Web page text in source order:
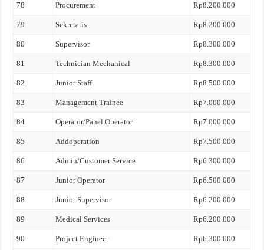
78 Procurement Rp8.200.000
79 Sekretaris Rp8.200.000
80 Supervisor Rp8.300.000
81 Technician Mechanical Rp8.300.000
82 Junior Staff Rp8.500.000
83 Management Trainee Rp7.000.000
84 Operator/Panel Operator Rp7.000.000
85 Addoperation Rp7.500.000
86 Admin/Customer Service Rp6.300.000
87 Junior Operator Rp6.500.000
88 Junior Supervisor Rp6.200.000
89 Medical Services Rp6.200.000
90 Project Engineer Rp6.300.000